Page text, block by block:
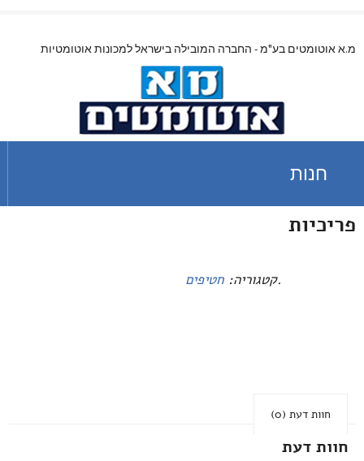
מ.א אוטומטים בע"מ - החברה המובילה בישראל למכונות אוטומטיות
חנות
פריכיות
קטגוריה: חטיפים .
חוות דעת (0)
חוות דעת